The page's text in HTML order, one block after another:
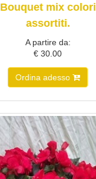
Bouquet mix colori
assortiti.
A partire da:
€ 30.00
Ordina adesso